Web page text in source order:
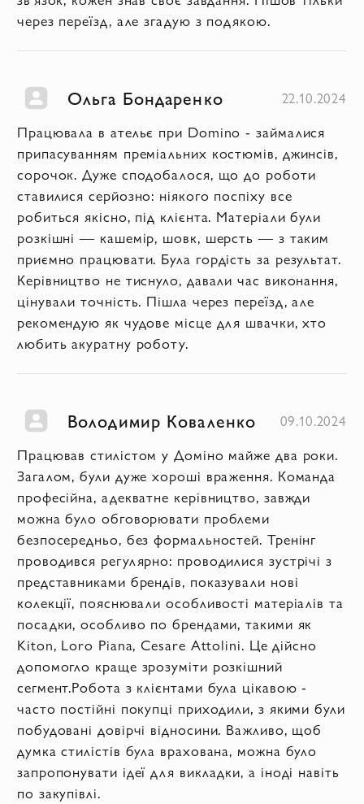
через переїзд, але згадую з подякою.
Ольга Бондаренко 22.10.2024
Працювала в ательє при Domino - займалися
припасуванням преміальних костюмів, джинсів,
сорочок. Дуже сподобалося, що до роботи
ставилися серйозно: ніякого поспіху все
робиться якісно, під клієнта. Матеріали були
розкішні — кашемір, шовк, шерсть — з таким
приємно працювати. Була гордість за результат.
Керівництво не тиснуло, давали час виконання,
цінували точність. Пішла через переїзд, але
рекомендую як чудове місце для швачки, хто
любить акуратну роботу.
Володимир Коваленко 09.10.2024
Працював стилістом у Доміно майже два роки.
Загалом, були дуже хороші враження. Команда
професійна, адекватне керівництво, завжди
можна було обговорювати проблеми
безпосередньо, без формальностей. Тренінг
проводився регулярно: проводилися зустрічі з
представниками брендів, показували нові
колекції, пояснювали особливості матеріалів та
посадки, особливо по брендами, такими як
Kiton, Loro Piana, Cesare Attolini. Це дійсно
допомогло краще зрозуміти розкішний
сегмент.Робота з клієнтами була цікавою -
часто постійні покупці приходили, з якими були
побудовані довірчі відносини. Важливо, щоб
думка стилістів була врахована, можна було
запропонувати ідеї для викладки, а іноді навіть
по закупівлі.